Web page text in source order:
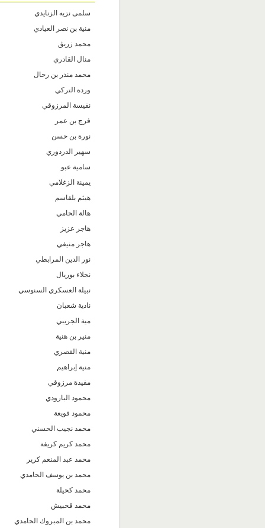
سلمى نزيه الزنايدي
منية بن نصر العيادي
محمد زريڨ
منال القادري
محمد منذر بن رحال
وردة التركي
نفيسة المرزوقي
فرج بن عمر
نورة بن حسن
سهير الدردوري
سامية عبو
يمينة الزغلامي
هيثم بلقاسم
هالة الحامي
هاجر عزيز
هاجر منيفي
نور الدين المرابطي
نجلاء بوريال
نبيلة العسكري السنوسي
نادية شعبان
مية الجريبي
منير بن هنية
منية القصري
منية إبراهيم
مفيدة مرزوقي
محمود البارودي
محمود قويعة
محمد نجيب الحسني
محمد كريم كريفة
محمد عبد المنعم كرير
محمد بن يوسف الحامدي
محمد كحيلة
محمد قحبيش
محمد بن المبروك الحامدي